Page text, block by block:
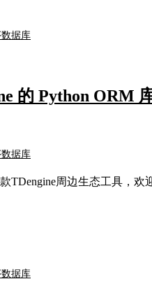
据库
的 Python ORM
据库
TDengine周边生态工具，欢
据库